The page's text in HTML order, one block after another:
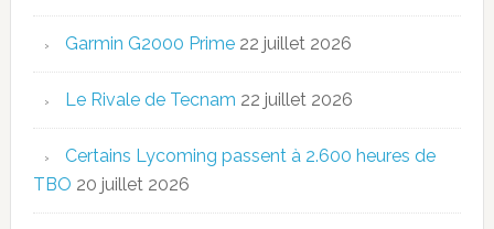
Garmin G2000 Prime 22 juillet 2026
Le Rivale de Tecnam 22 juillet 2026
Certains Lycoming passent à 2.600 heures de
TBO 20 juillet 2026